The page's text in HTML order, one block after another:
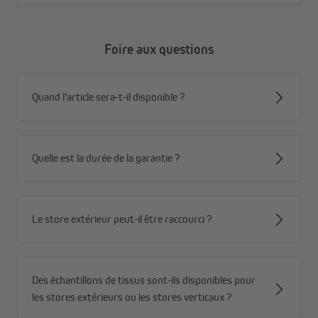
Foire aux questions
Quand l'article sera-t-il disponible ?
Quelle est la durée de la garantie ?
Le store extérieur peut-il être raccourci ?
Des échantillons de tissus sont-ils disponibles pour
les stores extérieurs ou les stores verticaux ?